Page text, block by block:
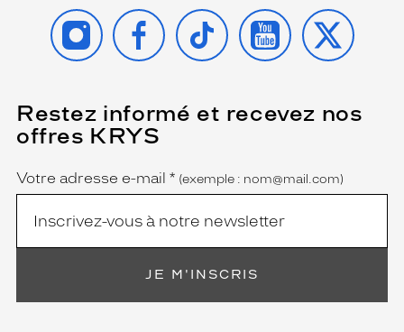
INSTAGRAMFACEBOOK
TIKTOK YOUTUBE
X
Restez informé et recevez nos
offres KRYS
Name
Votre adresse e-mail *
(Ce
champ
est
(exemple : nom@mail.com)
JE M'INSCRIS